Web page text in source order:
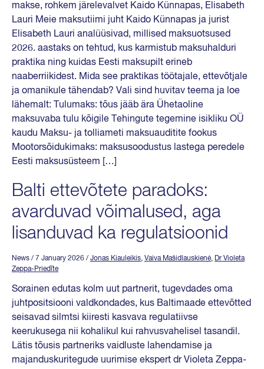
makse, rohkem järelevalvet Kaido Künnapas, Elisabeth
Lauri Meie maksutiimi juht Kaido Künnapas ja jurist
Elisabeth Lauri analüüsivad, millised maksuotsused
2026. aastaks on tehtud, kus karmistub maksuhalduri
praktika ning kuidas Eesti maksupilt erineb
naaberriikidest. Mida see praktikas töötajale, ettevõtjale
ja omanikule tähendab? Vali sind huvitav teema ja loe
lähemalt: Tulumaks: tõus jääb ära Ühetaoline
maksuvaba tulu kõigile Tehingute tegemine isikliku OÜ
kaudu Maksu- ja tolliameti maksuauditite fookus
Mootorsõidukimaks: maksusoodustus lastega peredele
Eesti maksusüsteem […]
Balti ettevõtete paradoks:
avarduvad võimalused, aga
lisanduvad ka regulatsioonid
News / 7 January 2026 / Jonas Kiauleikis, Vaiva Mašidlauskienė, Dr Violeta
Zeppa-Priedīte
Sorainen edutas kolm uut partnerit, tugevdades oma
juhtpositsiooni valdkondades, kus Baltimaade ettevõtted
seisavad silmtsi kiiresti kasvava regulatiivse
keerukusega nii kohalikul kui rahvusvahelisel tasandil.
Lätis tõusis partneriks vaidluste lahendamise ja
majanduskuritegude uurimise ekspert dr Violeta Zeppa-